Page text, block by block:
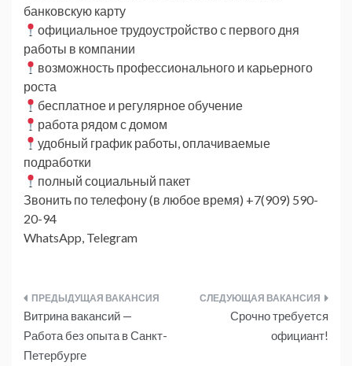
банковскую карту
официальное трудоустройство с первого дня
работы в компании
возможность профессионального и карьерного
роста
бесплатное и регулярное обучение
работа рядом с домом
удобный график работы, оплачиваемые
подработки
полный социальный пакет
Звонить по телефону (в любое время) +7(909) 590-
20-94
WhatsApp, Telegram
Навигация
по
Витрина вакансий —
Работа без опыта в Санкт-
Петербурге
Срочно требуется
официант!